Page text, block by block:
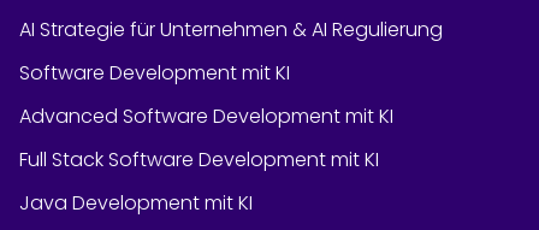
AI Strategie für Unternehmen & AI Regulierung
Software Development mit KI
Advanced Software Development mit KI
Full Stack Software Development mit KI
Java Development mit KI